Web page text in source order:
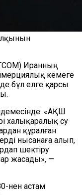
Иранның
кемеге
бұл елге қарсы
«АҚШ
халықаралық су
құралған
нысанаға алып,
шектіру
жасады», —
нен астам